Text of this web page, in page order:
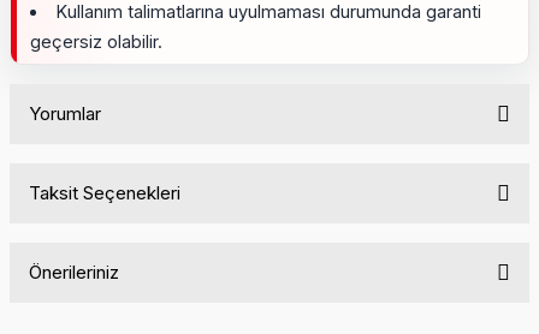
Kullanım talimatlarına uyulmaması durumunda garanti
geçersiz olabilir.
Yorumlar
Taksit Seçenekleri
Önerileriniz